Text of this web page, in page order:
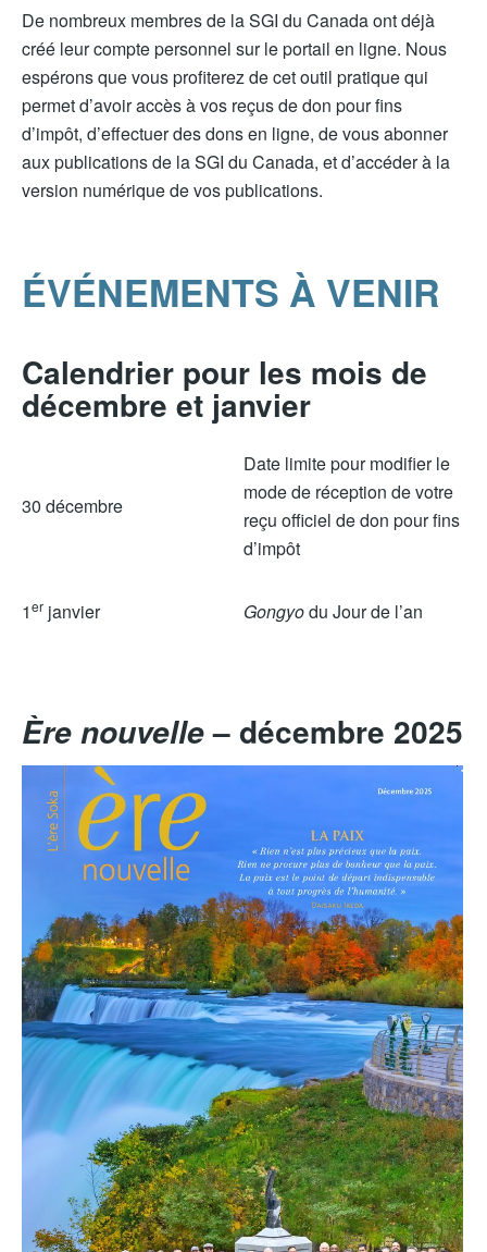
De nombreux membres de la SGI du Canada ont déjà
créé leur compte personnel sur le portail en ligne. Nous
espérons que vous profiterez de cet outil pratique qui
permet d’avoir accès à vos reçus de don pour fins
d’impôt, d’effectuer des dons en ligne, de vous abonner
aux publications de la SGI du Canada, et d’accéder à la
version numérique de vos publications.
ÉVÉNEMENTS À VENIR
Calendrier pour les mois de
décembre et janvier
30 décembre
Date limite pour modifier le
mode de réception de votre
reçu officiel de don pour fins
d’impôt
1er janvier Gongyodu Jour de l’an
Ère nouvelle– décembre 2025